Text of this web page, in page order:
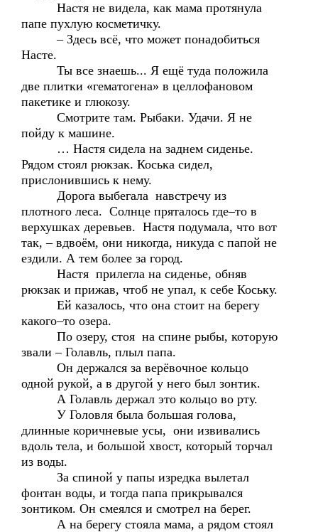
Настя не видела, как мама протянула
папе пухлую косметичку.
– Здесь всё, что может понадобиться
Насте.
Ты все знаешь... Я ещё туда положила
две плитки «гематогена» в целлофановом
пакетике и глюкозу.
Смотрите там. Рыбаки. Удачи. Я не
пойду к машине.
… Настя сидела на заднем сиденье.
Рядом стоял рюкзак. Коська сидел,
прислонившись к нему.
Дорога выбегала навстречу из
плотного леса. Солнце пряталось где–то в
верхушках деревьев. Настя подумала, что вот
так, – вдвоём, они никогда, никуда с папой не
ездили. А тем более за город.
Настя прилегла на сиденье, обняв
рюкзак и прижав, чтоб не упал, к себе Коську.
Ей казалось, что она стоит на берегу
какого–то озера.
По озеру, стоя на спине рыбы, которую
звали – Голавль, плыл папа.
Он держался за верёвочное кольцо
одной рукой, а в другой у него был зонтик.
А Голавль держал это кольцо во рту.
У Головля была большая голова,
длинные коричневые усы, они извивались
вдоль тела, и большой хвост, который торчал
из воды.
За спиной у папы изредка вылетал
фонтан воды, и тогда папа прикрывался
зонтиком. Он смеялся и смотрел на берег.
А на берегу стояла мама, а рядом стоял